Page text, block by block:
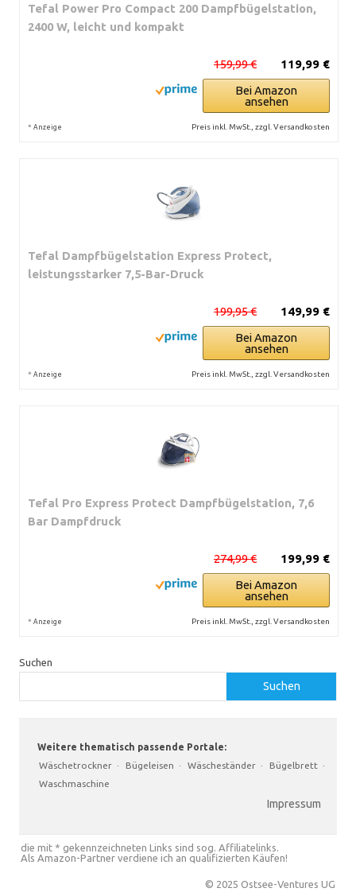
Tefal Power Pro Compact 200 Dampfbügelstation,
2400 W, leicht und kompakt
119,99 €
159,99 €
Bei Amazon
ansehen
* Anzeige Preis inkl. MwSt., zzgl. Versandkosten
Tefal Dampfbügelstation Express Protect,
leistungsstarker 7,5-Bar-Druck
149,99 €
199,95 €
Bei Amazon
ansehen
* Anzeige Preis inkl. MwSt., zzgl. Versandkosten
Tefal Pro Express Protect Dampfbügelstation, 7,6
Bar Dampfdruck
199,99 €
274,99 €
Bei Amazon
ansehen
* Anzeige Preis inkl. MwSt., zzgl. Versandkosten
Suchen
Suchen
Weitere thematisch passende Portale:
Wäschetrockner · Bügeleisen · Wäscheständer · Bügelbrett ·
Waschmaschine
Impressum
die mit * gekennzeichneten Links sind sog. Affiliatelinks.
Als Amazon-Partner verdiene ich an qualifizierten Käufen!
© 2025 Ostsee-Ventures UG